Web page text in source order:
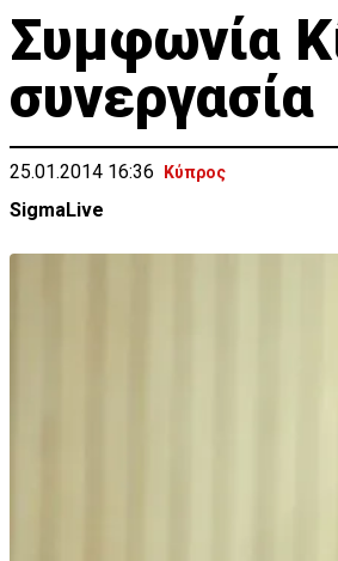
Συμφωνία
συνεργασία
25.01.2014 16:36 Κύπρος
SigmaLive